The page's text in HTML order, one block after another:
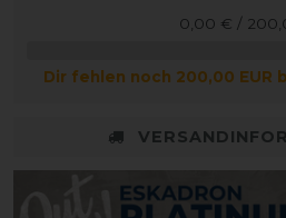
0,00 € /
Dir fehlen noch 200,00 EUR